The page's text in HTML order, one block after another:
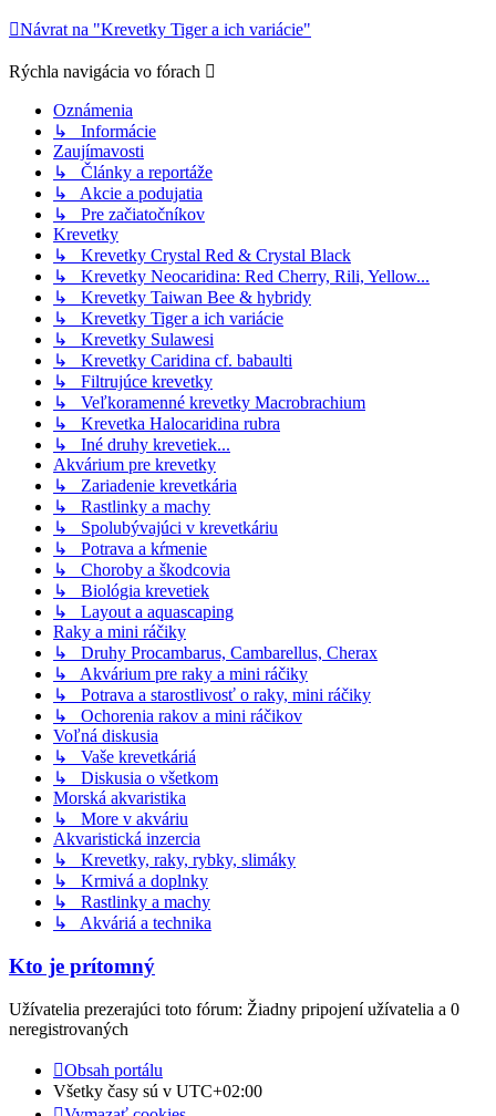
Návrat na "Krevetky Tiger a ich variácie"
Rýchla navigácia vo fórach
Oznámenia
↳ Informácie
Zaujímavosti
↳ Články a reportáže
↳ Akcie a podujatia
↳ Pre začiatočníkov
Krevetky
↳ Krevetky Crystal Red & Crystal Black
↳ Krevetky Neocaridina: Red Cherry, Rili, Yellow...
↳ Krevetky Taiwan Bee & hybridy
↳ Krevetky Tiger a ich variácie
↳ Krevetky Sulawesi
↳ Krevetky Caridina cf. babaulti
↳ Filtrujúce krevetky
↳ Veľkoramenné krevetky Macrobrachium
↳ Krevetka Halocaridina rubra
↳ Iné druhy krevetiek...
Akvárium pre krevetky
↳ Zariadenie krevetkária
↳ Rastlinky a machy
↳ Spolubývajúci v krevetkáriu
↳ Potrava a kŕmenie
↳ Choroby a škodcovia
↳ Biológia krevetiek
↳ Layout a aquascaping
Raky a mini ráčiky
↳ Druhy Procambarus, Cambarellus, Cherax
↳ Akvárium pre raky a mini ráčiky
↳ Potrava a starostlivosť o raky, mini ráčiky
↳ Ochorenia rakov a mini ráčikov
Voľná diskusia
↳ Vaše krevetkáriá
↳ Diskusia o všetkom
Morská akvaristika
↳ More v akváriu
Akvaristická inzercia
↳ Krevetky, raky, rybky, slimáky
↳ Krmivá a doplnky
↳ Rastlinky a machy
↳ Akváriá a technika
Kto je prítomný
Užívatelia prezerajúci toto fórum: Žiadny pripojení užívatelia a 0
neregistrovaných
Obsah portálu
Všetky časy sú v UTC+02:00